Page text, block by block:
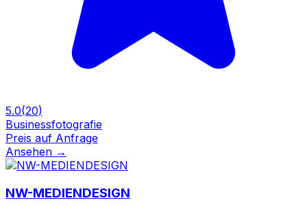
5.0(20)
Businessfotografie
Preis auf Anfrage
Ansehen →
NW-MEDIENDESIGN